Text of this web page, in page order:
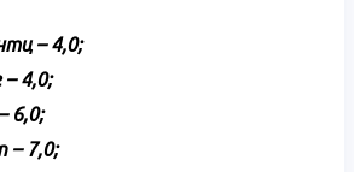
– 4,0;
– 4,0;
6,0;
– 7,0;